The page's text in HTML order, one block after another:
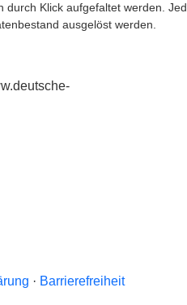
Klick aufgefaltet werden.
ausgelöst werden.
· Barrierefreiheit